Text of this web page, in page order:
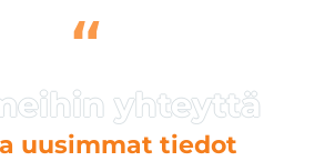
“
uusimmat tiedot